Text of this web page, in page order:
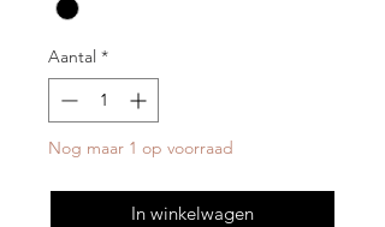
Aantal *
Nog maar 1 op voorraad
In winkelwagen